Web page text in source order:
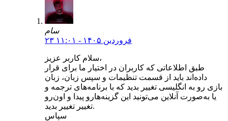
سام
۲۳ فروردین ۱۴۰۵ - ۱۱:۰۱
سلام کاربر عزیز،
طبق اطلاعاتی که کاربران در اختیار ما برای قرار
داده‌اند باید از قسمت تنظیمات و سپس زبان، زبان
بازی رو به انگلیسی تغییر بدید که با برنامه‌های ترجمه و
یا به‌صورت آنلاین می‌تونید این گزینه‌هارو پیدا و اون‌رو
تغییر تغییر بدید.
سپاس